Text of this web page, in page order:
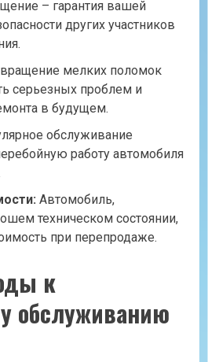
– гарантия вашей
других участников
мелких поломок
серьезных проблем и
в будущем.
обслуживание
работу автомобиля
Автомобиль,
техническом состоянии,
при перепродаже.
к
обслуживанию